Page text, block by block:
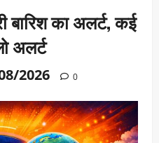
बारिश का अलर्ट, कई
अलर्ट
2026 0